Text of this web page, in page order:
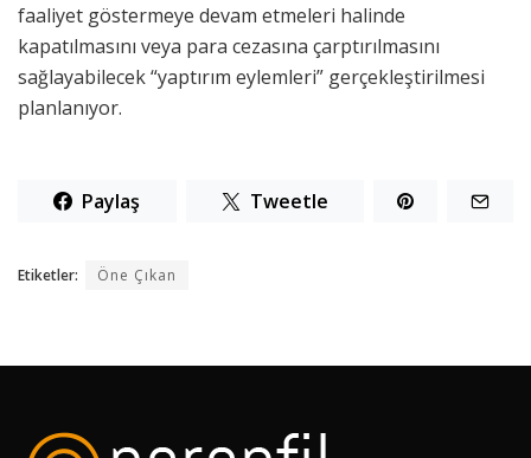
faaliyet göstermeye devam etmeleri halinde
kapatılmasını veya para cezasına çarptırılmasını
sağlayabilecek “yaptırım eylemleri” gerçekleştirilmesi
planlanıyor.
Paylaş Tweetle
Etiketler: Öne Çıkan